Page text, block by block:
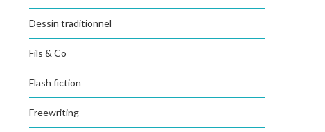
Dessin traditionnel
Fils & Co
Flash fiction
Freewriting